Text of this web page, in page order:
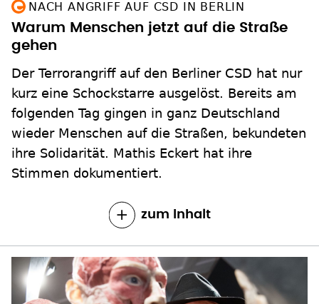
NACH ANGRIFF AUF CSD IN BERLIN
Warum Menschen jetzt auf die Straße
gehen
Der Terrorangriff auf den Berliner CSD hat nur
kurz eine Schockstarre ausgelöst. Bereits am
folgenden Tag gingen in ganz Deutschland
wieder Menschen auf die Straßen, bekundeten
ihre Solidarität. Mathis Eckert hat ihre
Stimmen dokumentiert.
zum Inhalt